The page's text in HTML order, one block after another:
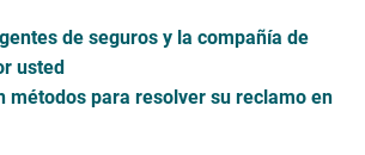
de seguros y la compañía de
usted
métodos para resolver su reclamo en